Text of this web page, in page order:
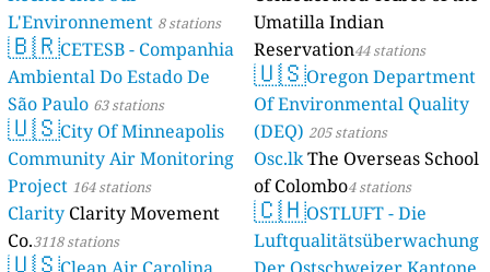
L'Environnement 8 stations
🇧🇷CETESB - Companhia
Ambiental Do Estado De
São Paulo 63 stations
🇺🇸City Of Minneapolis
Community Air Monitoring
Project 164 stations
Clarity Clarity Movement
Co.3118 stations
🇺🇸
Umatilla Indian
Reservation44 stations
🇺🇸Oregon Department
Of Environmental Quality
(DEQ) 205 stations
Osc.lkThe Overseas School
of Colombo4 stations
🇨🇭OSTLUFT - Die
Luftqualitätsüberwachung